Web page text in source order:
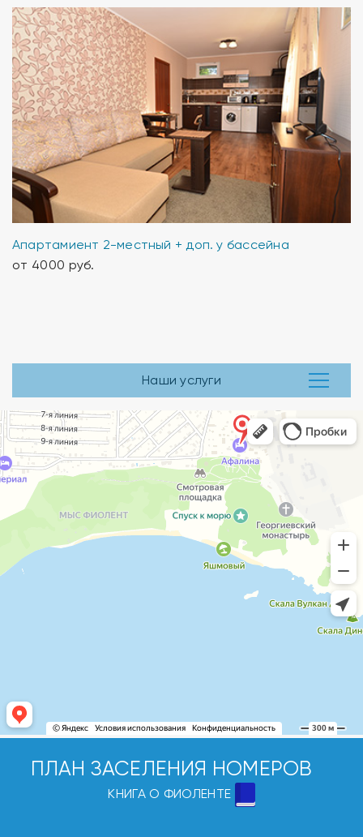
Апартамиент 2-местный + доп. у бассейна
от 4000 руб.
Наши услуги
ПЛАН ЗАСЕЛЕНИЯ НОМЕРОВ
КНИГА О ФИОЛЕНТЕ